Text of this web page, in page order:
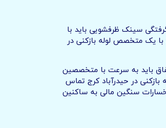
سینک ظرفشویی باید با
یک متخصص لوله بازکنی در
باید به سرعت با متخصصین
در حیدرآباد کرج تماس
سنگین مالی به ساکنین